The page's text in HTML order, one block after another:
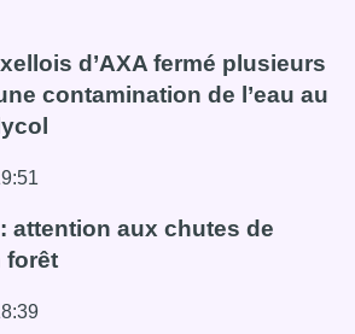
d’AXA fermé plusieurs
contamination de l’eau au
bruxellois d’AXA fermé plusieurs
attention aux chutes de
forêt